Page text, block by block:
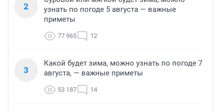
2
узнать по погоде 5 августа — важные
приметы
77 965 12
3
Какой будет зима, можно узнать по погоде 7
августа, — важные приметы
53 187 14